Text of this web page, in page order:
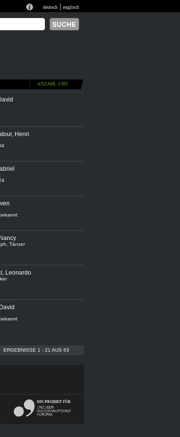
deutsch | englisch
ANZAHL 1583
Henri
Tänzer
Leonardo
ERGEBNISSE 1 - 21 AUS 63